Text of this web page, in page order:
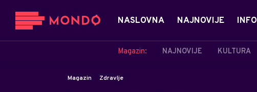
NASLOVNA NAJNOVIJE INFO
Magazin: NAJNOVIJE KULTURA
Magazin Zdravlje